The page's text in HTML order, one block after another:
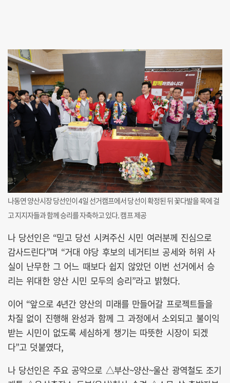
나동연 양산시장 당선인이 4일 선거캠프에서 당선이 확정된 뒤 꽃다발을 목에 걸
고 지지자들과 함께 승리를 자축하고 있다. 캠프 제공
나 당선인은 “믿고 당선 시켜주신 시민 여러분께 진심으로
감사드린다”며 “거대 야당 후보의 네거티브 공세와 허위 사
실이 난무한 그 어느 때보다 쉽지 않았던 이번 선거에서 승
리는 위대한 양산 시민 모두의 승리”라고 밝혔다.
이어 “앞으로 4년간 양산의 미래를 만들어갈 프로젝트들을
차질 없이 진행해 완성과 함께 그 과정에서 소외되고 불이익
받는 시민이 없도록 세심하게 챙기는 따뜻한 시장이 되겠
다”고 덧붙였다,
나 당선인은 주요 공약으로 △부산~양산~울산 광역철도 조기